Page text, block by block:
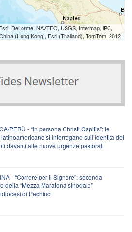
DeLorme, NAVTEQ, USGS, Intermap, iPC,
(Hong Kong), Esri (Thailand), TomTom, 2012
PERÙ - “In persona Christi Capitis”: le
si interrogano sull’identità dei
davanti alle nuove urgenze pastorali
- “Correre per il Signore”: seconda
della “Mezza Maratona sinodale”
di Pechino